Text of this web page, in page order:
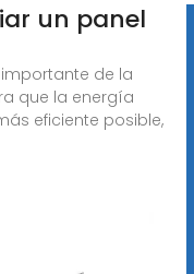
un panel
de la
que la energía
eficiente posible,